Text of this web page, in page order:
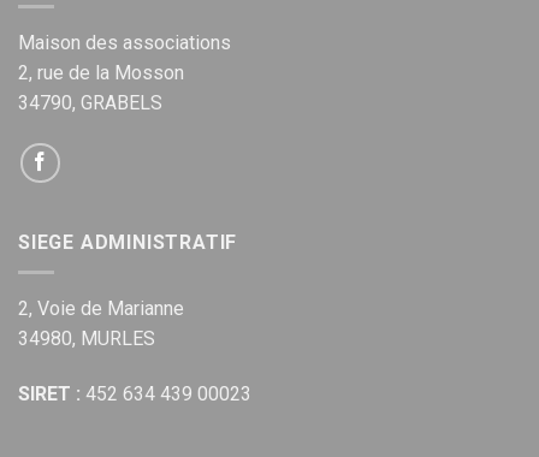
Maison des associations
2, rue de la Mosson
34790, GRABELS
SIEGE ADMINISTRATIF
2, Voie de Marianne
34980, MURLES
SIRET : 452 634 439 00023